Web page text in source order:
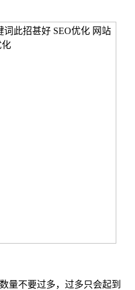
量不要过多，过多只会起到